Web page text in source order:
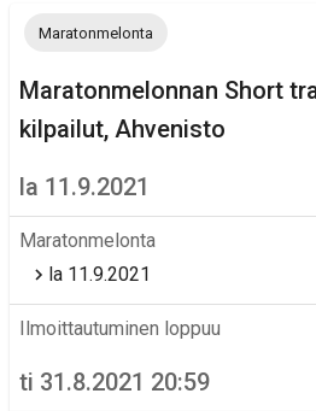
Maratonmelonta
Maratonmelonnan Short
kilpailut, Ahvenisto
la 11.9.2021
Maratonmelonta
la 11.9.2021
Ilmoittautuminen loppuu
ti 31.8.2021 20:59